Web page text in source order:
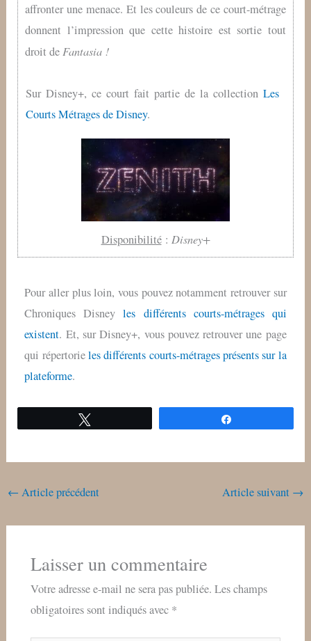
affronter une menace. Et les couleurs de ce court-métrage
donnent l’impression que cette histoire est sortie tout
droit deFantasia !
Sur Disney+, ce court fait partie de la collection Les
Courts Métrages de Disney.
Disponibilité: Disney+
Pour aller plus loin, vous pouvez notamment retrouver sur
Chroniques Disneyles différents courts-métrages qui
existent. Et, sur Disney+, vous pouvez retrouver une page
qui répertorieles différents courts-métrages présents sur la
plateforme.
← Article précédent Article suivant →
Laisser un commentaire
Votre adresse e-mail ne sera pas publiée. Les champs
obligatoires sont indiqués avec *